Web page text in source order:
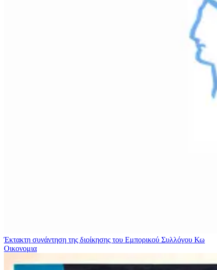
Έκτακτη συνάντηση της διοίκησης του Εμπορικού Συλλόγου Κω
Οικονομια